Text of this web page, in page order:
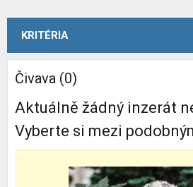
KRITÉRIA
Čivava (0)
Aktuálně žádný inzerát
Vyberte si mezi